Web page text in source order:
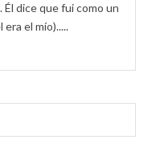
Él dice que fui como un
el mío).....